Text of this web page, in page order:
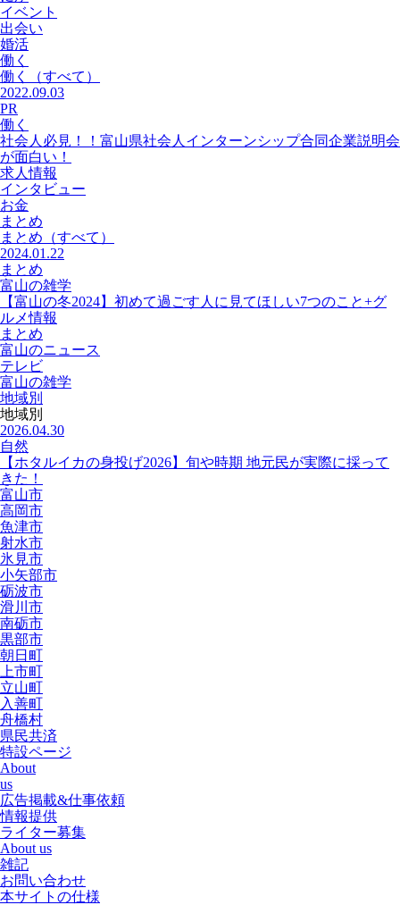
イベント
出会い
婚活
働く
働く
（すべて）
2022.09.03
PR
働く
社会人必見！！富山県社会人インターンシップ合同企業説明会
が面白い！
求人情報
インタビュー
お金
まとめ
まとめ （すべて）
2024.01.22
まとめ
富山の雑学
【富山の冬2024】初めて過ごす人に見てほしい7つのこと+グ
ルメ情報
まとめ
富山のニュース
テレビ
富山の雑学
地域別
地域別
2026.04.30
自然
【ホタルイカの身投げ2026】旬や時期 地元民が実際に採って
きた！
富山市
高岡市
魚津市
射水市
氷見市
小矢部市
砺波市
滑川市
南砺市
黒部市
朝日町
上市町
立山町
入善町
舟橋村
県民共済
特設ページ
About
us
広告掲載&仕事依頼
情報提供
ライター募集
About us
雑記
お問い合わせ
本サイトの仕様